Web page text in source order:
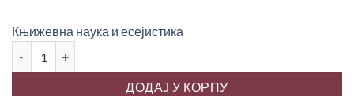
Књижевна наука и есејистика
ДОДАЈ У КОРПУ